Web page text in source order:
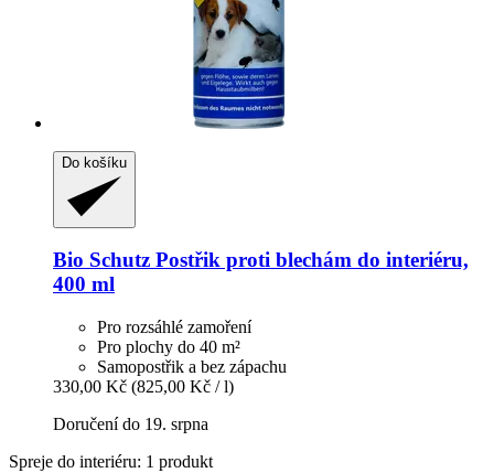
Do košíku
Bio Schutz Postřik proti blechám do interiéru,
400 ml
Pro rozsáhlé zamoření
Pro plochy do 40 m²
Samopostřik a bez zápachu
330,00 Kč (825,00 Kč / l)
Doručení do 19. srpna
Spreje do interiéru: 1 produkt